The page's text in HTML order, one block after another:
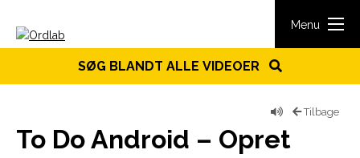
Menu
SØG BLANDT ALLE VIDEOER
Tilbage
To Do Android – Opret